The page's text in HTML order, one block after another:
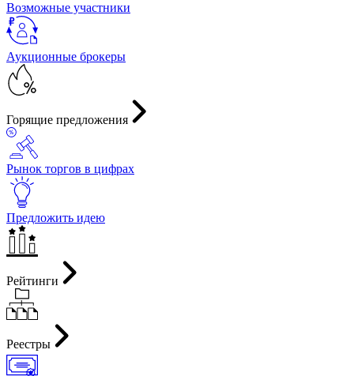
Возможные участники
Аукционные брокеры
Горящие предложения
Рынок торгов в цифрах
Предложить идею
Рейтинги
Реестры